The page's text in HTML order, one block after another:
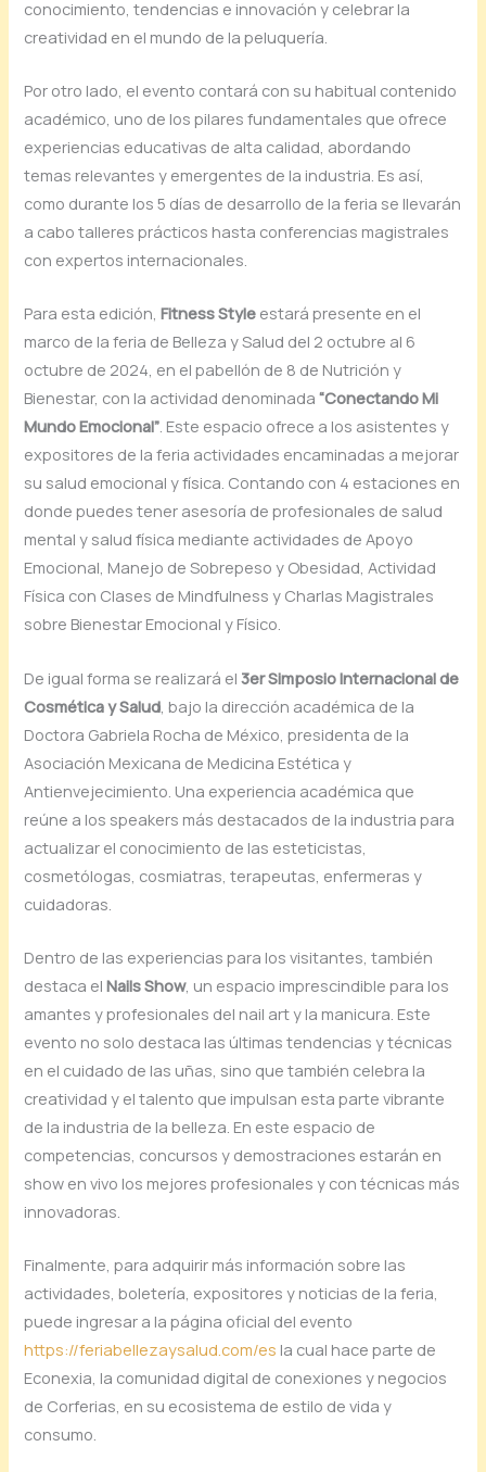
conocimiento, tendencias e innovación y celebrar la
creatividad en el mundo de la peluquería.
Por otro lado, el evento contará con su habitual contenido
académico, uno de los pilares fundamentales que ofrece
experiencias educativas de alta calidad, abordando
temas relevantes y emergentes de la industria. Es así,
como durante los 5 días de desarrollo de la feria se llevarán
a cabo talleres prácticos hasta conferencias magistrales
con expertos internacionales.
Para esta edición,Fitness Style estará presente en el
marco de la feria de Belleza y Salud del 2 octubre al 6
octubre de 2024, en el pabellón de 8 de Nutrición y
Bienestar, con la actividad denominada“Conectando Mi
Mundo Emocional”. Este espacio ofrece a los asistentes y
expositores de la feria actividades encaminadas a mejorar
su salud emocional y física. Contando con 4 estaciones en
donde puedes tener asesoría de profesionales de salud
mental y salud física mediante actividades de Apoyo
Emocional, Manejo de Sobrepeso y Obesidad, Actividad
Física con Clases de Mindfulness y Charlas Magistrales
sobre Bienestar Emocional y Físico.
De igual forma se realizará el3er Simposio Internacional de
Cosmética y Salud , bajo la dirección académica de la
Doctora Gabriela Rocha de México, presidenta de la
Asociación Mexicana de Medicina Estética y
Antienvejecimiento. Una experiencia académica que
reúne a los speakers más destacados de la industria para
actualizar el conocimiento de las esteticistas,
cosmetólogas, cosmiatras, terapeutas, enfermeras y
cuidadoras.
Dentro de las experiencias para los visitantes, también
destaca elNails Show, un espacio imprescindible para los
amantes y profesionales del nail art y la manicura. Este
evento no solo destaca las últimas tendencias y técnicas
en el cuidado de las uñas, sino que también celebra la
creatividad y el talento que impulsan esta parte vibrante
de la industria de la belleza. En este espacio de
competencias, concursos y demostraciones estarán en
show en vivo los mejores profesionales y con técnicas más
innovadoras.
Finalmente, para adquirir más información sobre las
actividades, boletería, expositores y noticias de la feria,
puede ingresar a la página oficial del evento
https://feriabellezaysalud.com/es la cual hace parte de
Econexia, la comunidad digital de conexiones y negocios
de Corferias, en su ecosistema de estilo de vida y
consumo.